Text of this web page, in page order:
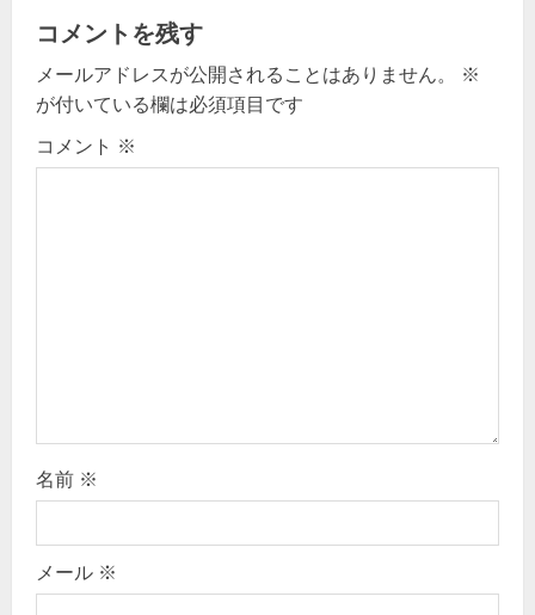
v
i
g
コメントを残す
メールアドレスが公開されることはありません。
※
が付いている欄は必須項目です
コメント ※
名前 ※
メール ※